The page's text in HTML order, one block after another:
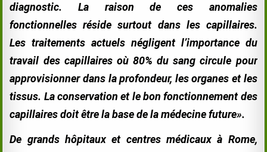
diagnostic. La raison de ces anomalies
fonctionnelles réside surtout dans les capillaires.
Les traitements actuels négligent l’importance du
travail des capillaires où 80% du sang circule pour
approvisionner dans la profondeur, les organes et les
tissus. La conservation et le bon fonctionnement des
capillaires doit être la base de la médecine future».
De grands hôpitaux et centres médicaux à Rome,